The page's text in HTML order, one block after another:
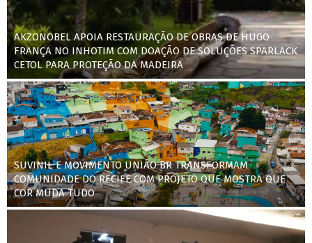
AKZONOBEL APOIA RESTAURAÇÃO DE OBRAS DE HUGO
FRANÇA NO INHOTIM COM DOAÇÃO DE SOLUÇÕES SPARLACK
CETOL PARA PROTEÇÃO DA MADEIRA
SUVINIL E MOVIMENTO UNIÃO BR TRANSFORMAM
COMUNIDADE DO RECIFE COM PROJETO QUE MOSTRA QUE
COR MUDA TUDO